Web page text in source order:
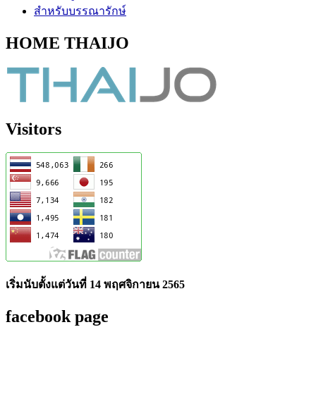
สำหรับบรรณารักษ์
HOME THAIJO
Visitors
เริ่มนับตั้งแต่วันที่ 14 พฤศจิกายน 2565
facebook page